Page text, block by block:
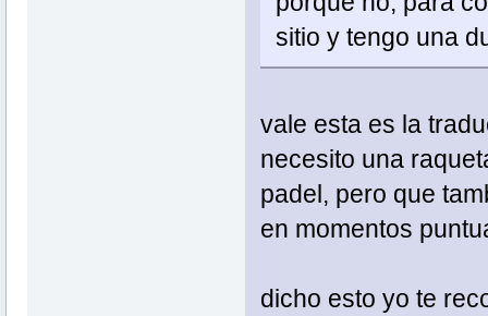
sitio y tengo una
vale esta es la
necesito una
padel, pero que
en momentos
dicho esto yo te